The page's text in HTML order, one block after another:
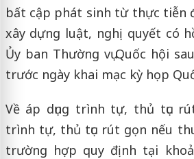
bất cập phát sinh từ thực tiễn
xây dựng luật, nghị quyết có
Ủy ban Thường vụ Quốc hội
trước ngày khai mạc kỳ họp
Về áp dụng trình tự, thủ tục
trình tự, thủ tục rút gọn nếu
trường hợp quy định tại